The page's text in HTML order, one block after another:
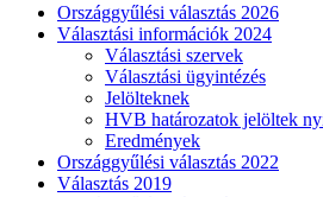
Országgyűlési választás 2026
Választási információk 2024
Választási szervek
Választási ügyintézés
Jelölteknek
HVB határozatok jelöltek
Eredmények
Országgyűlési választás 2022
Választás 2019